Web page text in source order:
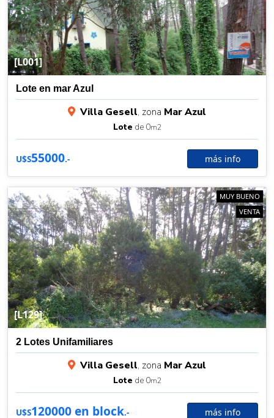
[L001]
Lote en mar Azul
Villa Gesell, zona Mar Azul
Lote de 0m2
U$S55000.- más info
[L129]
MUY BUENO
VENTA
2 Lotes Unifamiliares
Villa Gesell, zona Mar Azul
Lote de 0m2
U$S120000 en block.- más info